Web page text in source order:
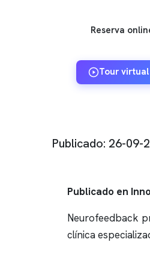
Reserva
Tour virtual
Publicado: 26-09-
Publicado en
Neurofeedback
clínica